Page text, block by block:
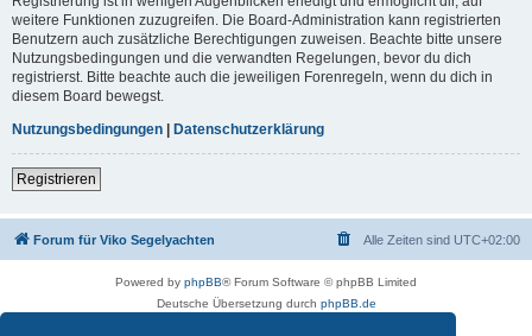
weitere Funktionen zuzugreifen. Die Board-Administration kann registrierten
Benutzern auch zusätzliche Berechtigungen zuweisen. Beachte bitte unsere
Nutzungsbedingungen und die verwandten Regelungen, bevor du dich
registrierst. Bitte beachte auch die jeweiligen Forenregeln, wenn du dich in
diesem Board bewegst.
Nutzungsbedingungen | Datenschutzerklärung
Registrieren
Forum für Viko Segelyachten Alle Zeiten sind UTC+02:00
Powered by phpBB® Forum Software © phpBB Limited
Deutsche Übersetzung durch phpBB.de